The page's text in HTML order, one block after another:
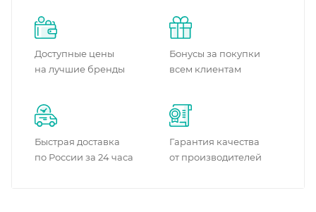
Доступные цены
на лучшие бренды
Бонусы за покупки
всем клиентам
Быстрая доставка
по России за 24 часа
Гарантия качества
от производителей